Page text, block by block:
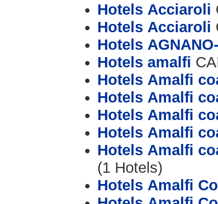
Hotels Acciaroli
Hotels Acciaroli
Hotels
Hotels amalfi
Hotels Amalfi
Hotels Amalfi
Hotels Amalfi
Hotels Amalfi
Hotels Amalfi
(1 Hotels)
Hotels Amalfi